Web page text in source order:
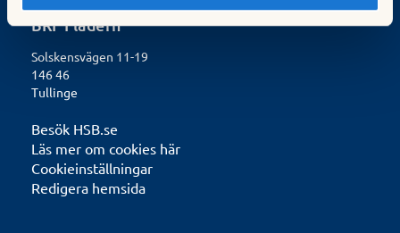
BRF Flädern
Solskensvägen 11-19
146 46
Tullinge
Besök HSB.se
Läs mer om cookies här
Cookieinställningar
Redigera hemsida